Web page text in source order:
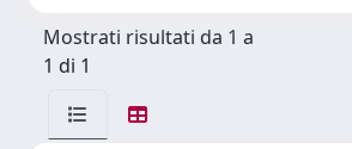
Mostrati risultati da 1 a
1 di 1